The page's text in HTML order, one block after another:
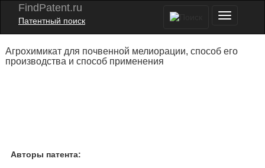
FindPatent.ru
Патентный поиск
Агрохимикат для почвенной мелиорации, способ его
производства и способ применения
Авторы патента: